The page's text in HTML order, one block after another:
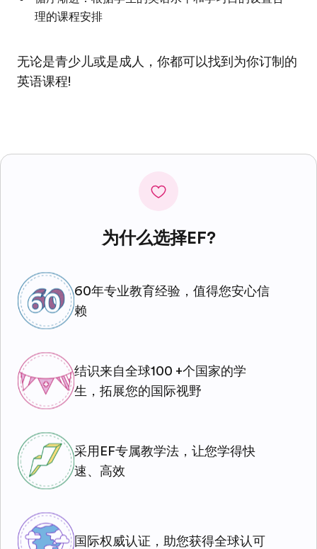
理的课程安排
无论是青少儿或是成人，你都可以找到为你订制的
英语课程!
为什么选择EF?
60年专业教育经验，值得您安心信
赖
结识来自全球100 +个国家的学
生，拓展您的国际视野
采用EF专属教学法，让您学得快
速、高效
国际权威认证，助您获得全球认可